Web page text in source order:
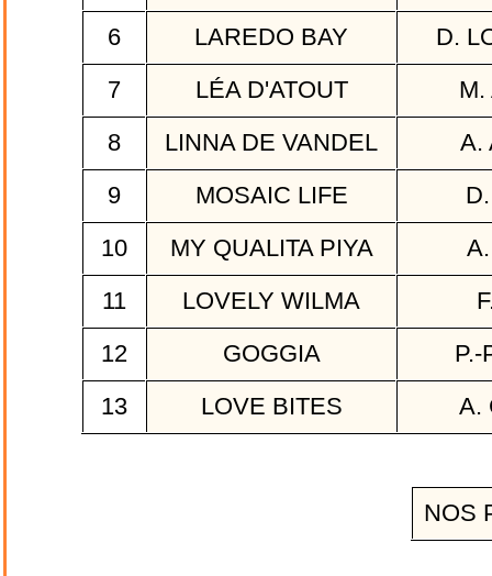
6
LAREDO BAY
D.
7
LÉA D'ATOUT
8
LINNA DE VANDEL
A.
9
MOSAIC LIFE
10
MY QUALITA PIYA
11
LOVELY WILMA
12
GOGGIA
P.-
13
LOVE BITES A.
NOS